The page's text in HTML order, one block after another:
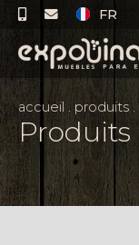
FR
accueil . produits.
Produits